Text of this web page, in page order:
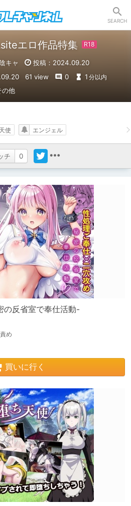
SEARCH
エロ作品特集
キャ
投稿：2024.09.20
61 view 0 1 分以内
の他
チ 0
天使 エンジェル
反省室で奉仕活動-
め
買いに行く